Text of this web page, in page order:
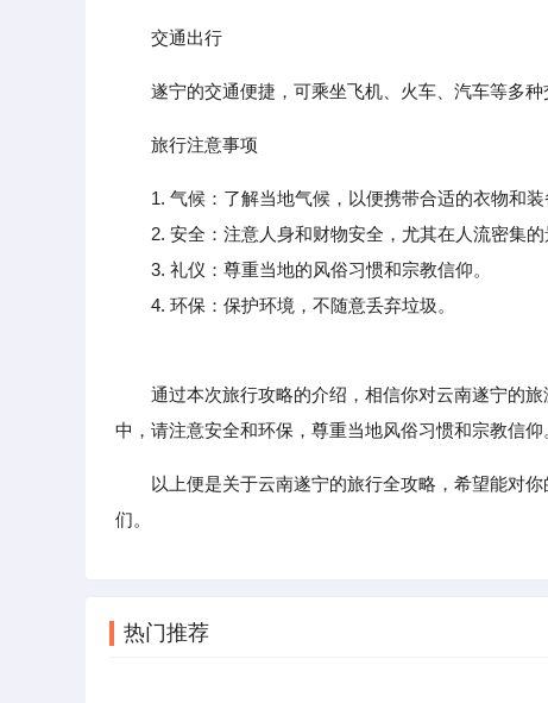
交通出行
遂宁的交通便捷，可乘坐飞机、火车、汽车等多
旅行注意事项
1. 气候：了解当地气候，以便携带合适的衣物和装
2. 安全：注意人身和财物安全，尤其在人流密集的
3. 礼仪：尊重当地的风俗习惯和宗教信仰。
4. 环保：保护环境，不随意丢弃垃圾。
通过本次旅行攻略的介绍，相信你对云南遂宁的旅
中，请注意安全和环保，尊重当地风俗习惯和宗教信
以上便是关于云南遂宁的旅行全攻略，希望能对
们。
热门推荐